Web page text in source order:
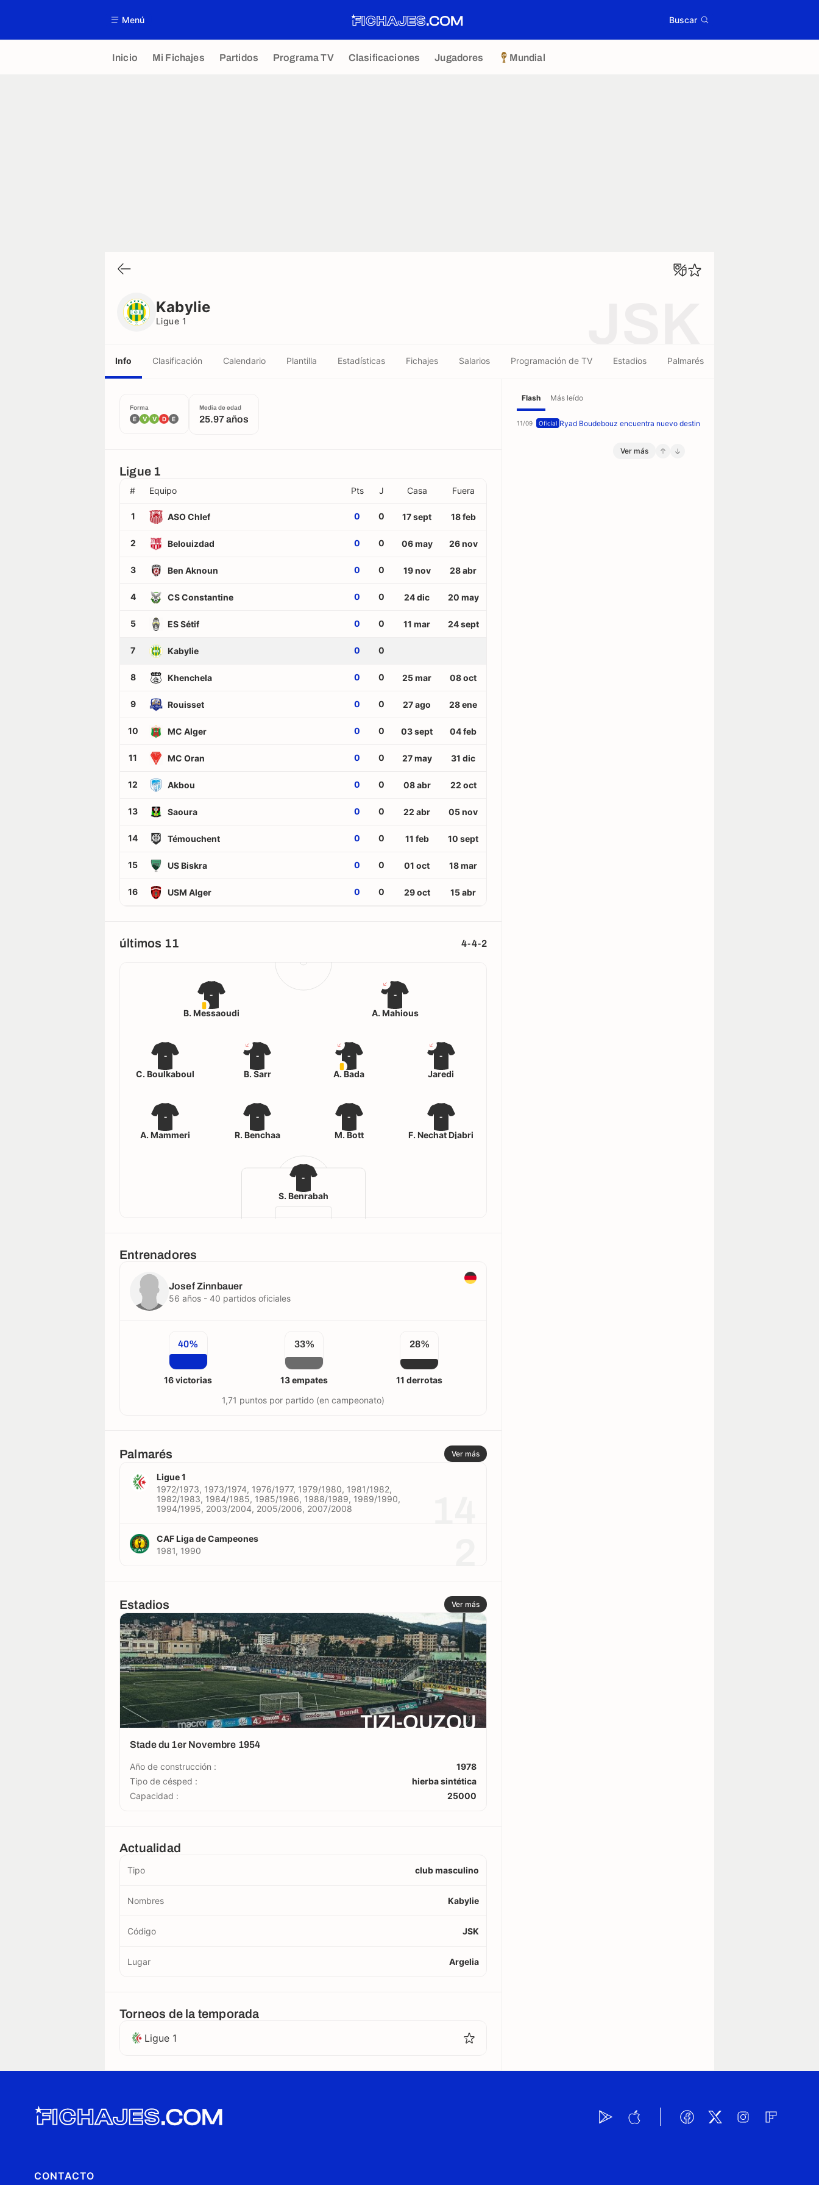
Menú Buscar
Inicio Mi Fichajes Partidos Programa TV Clasificaciones Jugadores Mundial
Kabylie
Ligue 1
Info Clasificación Calendario Plantilla Estadísticas Fichajes Salarios Programación de TV Estadios Palmarés
Forma
E V V D E
Media de edad
25.97 años
Ligue 1
# Equipo Pts J Casa Fuera
1 ASO Chlef 0 0 17 sept 18 feb
2 Belouizdad 0 0 06 may 26 nov
3 Ben Aknoun 0 0 19 nov 28 abr
4 CS Constantine 0 0 24 dic 20 may
5 ES Sétif 0 0 11 mar 24 sept
7 Kabylie 0 0
8 Khenchela 0 0 25 mar 08 oct
9 Rouisset 0 0 27 ago 28 ene
10 MC Alger 0 0 03 sept 04 feb
11 MC Oran 0 0 27 may 31 dic
12 Akbou 0 0 08 abr 22 oct
13 Saoura 0 0 22 abr 05 nov
14 Témouchent 0 0 11 feb 10 sept
15 US Biskra 0 0 01 oct 18 mar
16 USM Alger 0 0 29 oct 15 abr
últimos 11 4-4-2
-
S. Benrabah
-
A. Mammeri
-
R. Benchaa
-
M. Bott
-
F. Nechat Djabri
-
C. Boulkaboul
-
B. Sarr
-
A. Bada
-
Jaredi
-
B. Messaoudi
-
A. Mahious
Entrenadores
Josef Zinnbauer
56 años - 40 partidos oficiales
40%
16 victorias
33%
13 empates
28%
11 derrotas
1,71 puntos por partido (en campeonato)
Palmarés Ver más
Ligue 1
1972/1973, 1973/1974, 1976/1977, 1979/1980, 1981/1982,
1982/1983, 1984/1985, 1985/1986, 1988/1989, 1989/1990,
1994/1995, 2003/2004, 2005/2006, 2007/2008
CAF Liga de Campeones
1981, 1990
Estadios Ver más
TIZI-OUZOU
Stade du 1er Novembre 1954
Año de construcción :
1978
Tipo de césped :
hierba sintética
Capacidad :
25000
Actualidad
Tipo club masculino
Nombres Kabylie
Código JSK
Lugar Argelia
Torneos de la temporada
Ligue 1
Flash Más leído
11/09 Oficial Ryad Boudebouz encuentra nuevo destino
Ver más
CONTACTO